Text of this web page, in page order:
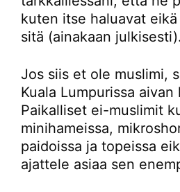
kuten itse haluavat
sitä (ainakaan julkisesti).
Jos siis et ole muslimi,
Kuala Lumpurissa
Paikalliset ei-muslimit
minihameissa,
paidoissa ja topeissa
ajattele asiaa sen